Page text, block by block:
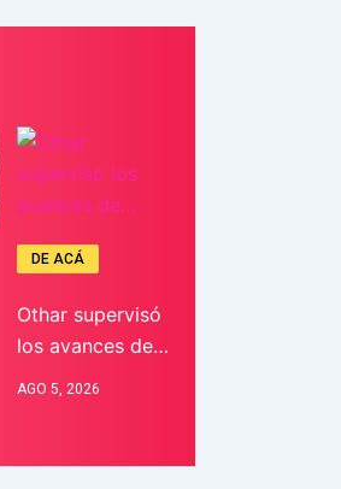
DE ACÁ
Othar supervisó
los avances de…
AGO 5, 2026